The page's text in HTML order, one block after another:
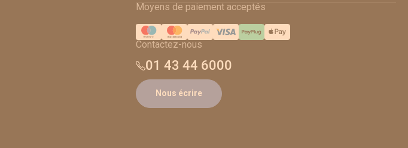
Moyens de paiement acceptés
Contactez-nous
01 43 44 6000
Nous écrire